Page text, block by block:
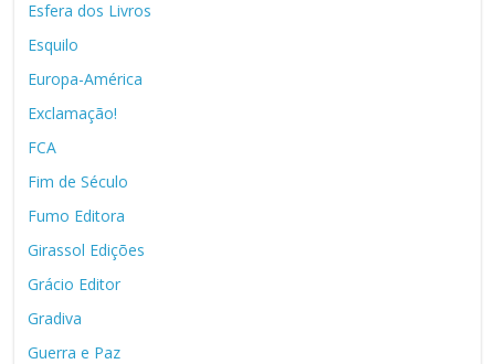
Esfera dos Livros
Esquilo
Europa-América
Exclamação!
FCA
Fim de Século
Fumo Editora
Girassol Edições
Grácio Editor
Gradiva
Guerra e Paz